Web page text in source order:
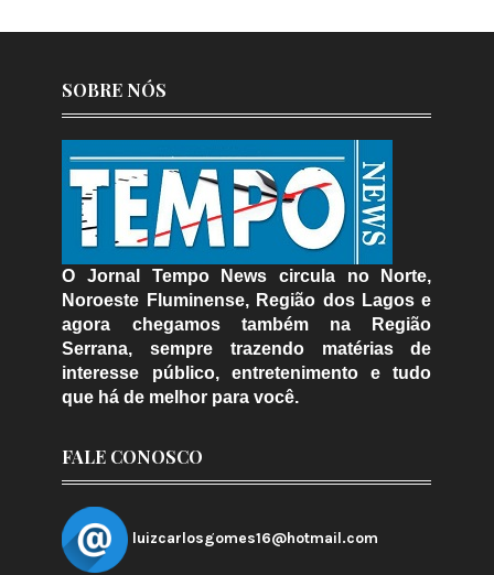
SOBRE NÓS
O Jornal Tempo News circula no Norte,
Noroeste Fluminense, Região dos Lagos e
agora chegamos também na Região
Serrana, sempre trazendo matérias de
interesse público, entretenimento e tudo
que há de melhor para você.
FALE CONOSCO
luizcarlosgomes16@hotmail.com